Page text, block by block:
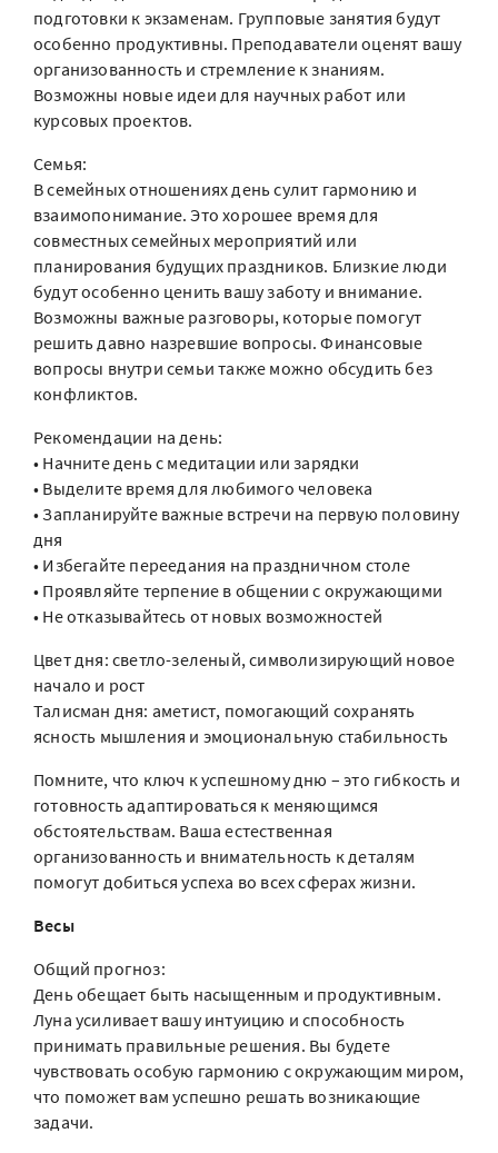
подготовки к экзаменам. Групповые занятия будут
особенно продуктивны. Преподаватели оценят вашу
организованность и стремление к знаниям.
Возможны новые идеи для научных работ или
курсовых проектов.
Семья:
В семейных отношениях день сулит гармонию и
взаимопонимание. Это хорошее время для
совместных семейных мероприятий или
планирования будущих праздников. Близкие люди
будут особенно ценить вашу заботу и внимание.
Возможны важные разговоры, которые помогут
решить давно назревшие вопросы. Финансовые
вопросы внутри семьи также можно обсудить без
конфликтов.
Рекомендации на день:
• Начните день с медитации или зарядки
• Выделите время для любимого человека
• Запланируйте важные встречи на первую половину
дня
• Избегайте переедания на праздничном столе
• Проявляйте терпение в общении с окружающими
• Не отказывайтесь от новых возможностей
Цвет дня: светло-зеленый, символизирующий новое
начало и рост
Талисман дня: аметист, помогающий сохранять
ясность мышления и эмоциональную стабильность
Помните, что ключ к успешному дню – это гибкость и
готовность адаптироваться к меняющимся
обстоятельствам. Ваша естественная
организованность и внимательность к деталям
помогут добиться успеха во всех сферах жизни.
Весы
Общий прогноз:
День обещает быть насыщенным и продуктивным.
Луна усиливает вашу интуицию и способность
принимать правильные решения. Вы будете
чувствовать особую гармонию с окружающим миром,
что поможет вам успешно решать возникающие
задачи.